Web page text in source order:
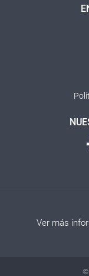
Ver más
©